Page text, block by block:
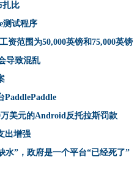
扎比
测试程序
资范围为50,000英镑和75,000英镑
导致混乱
PaddlePaddle
美元的Android反托拉斯罚款
出增强
水”，政府是一个平台“已经死了”